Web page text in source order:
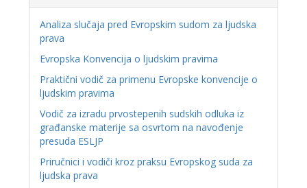
Analiza slučaja pred Evropskim sudom za ljudska
prava
Evropska Konvencija o ljudskim pravima
Praktični vodič za primenu Evropske konvencije o
ljudskim pravima
Vodič za izradu prvostepenih sudskih odluka iz
građanske materije sa osvrtom na navođenje
presuda ESLJP
Priručnici i vodiči kroz praksu Evropskog suda za
ljudska prava